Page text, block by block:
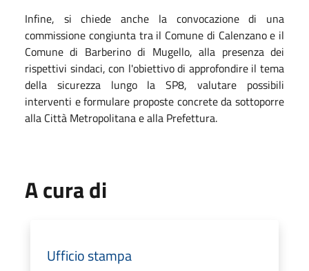
Infine, si chiede anche la convocazione di una
commissione congiunta tra il Comune di Calenzano e il
Comune di Barberino di Mugello, alla presenza dei
rispettivi sindaci, con l'obiettivo di approfondire il tema
della sicurezza lungo la SP8, valutare possibili
interventi e formulare proposte concrete da sottoporre
alla Città Metropolitana e alla Prefettura.
A cura di
Ufficio stampa